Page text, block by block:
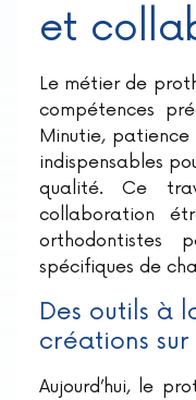
et
Le métier de
compétences
Minutie, patience
indispensables
qualité. Ce
collaboration
orthodontistes
spécifiques de
Des outils à
créations sur
Aujourd’hui, le